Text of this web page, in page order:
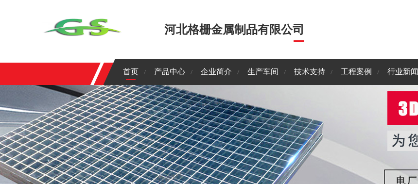
河北格栅金属制品有限公司
首页 产品中心 企业简介 生产车间 技术支持 工程案例 行业新闻